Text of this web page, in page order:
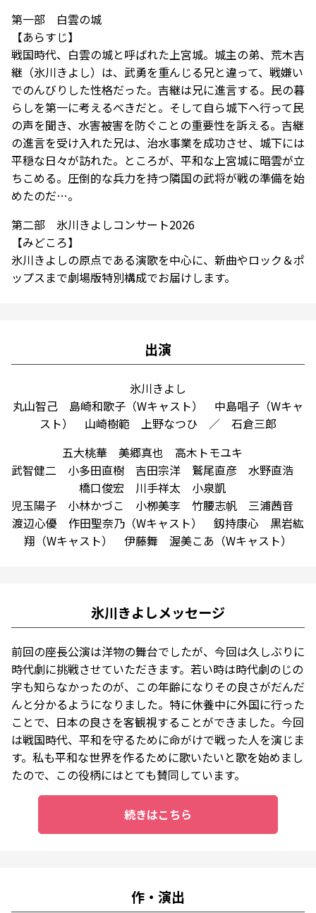
第一部 白雲の城
【あらすじ】
戦国時代、白雲の城と呼ばれた上宮城。城主の弟、荒木吉
継（氷川きよし）は、武勇を重んじる兄と違って、戦嫌い
でのんびりした性格だった。吉継は兄に進言する。民の暮
らしを第一に考えるべきだと。そして自ら城下へ行って民
の声を聞き、水害被害を防ぐことの重要性を訴える。吉継
の進言を受け入れた兄は、治水事業を成功させ、城下には
平穏な日々が訪れた。ところが、平和な上宮城に暗雲が立
ちこめる。圧倒的な兵力を持つ隣国の武将が戦の準備を始
めたのだ…。
第二部 氷川きよしコンサート2026
【みどころ】
氷川きよしの原点である演歌を中心に、新曲やロック＆ポ
ップスまで劇場版特別構成でお届けします。
出演
氷川きよし
丸山智己 島崎和歌子（Wキャスト） 中島唱子（Wキャ
スト） 山崎樹範 上野なつひ ／ 石倉三郎
五大桃華 美郷真也 高木トモユキ
武智健二 小多田直樹 吉田宗洋 鷲尾直彦 水野直浩
橋口俊宏 川手祥太 小泉凱
児玉陽子 小林かづこ 小栁美李 竹腰志帆 三浦茜音
渡辺心優 作田聖奈乃（Wキャスト） 釼持康心 黒岩紘
翔（Wキャスト） 伊藤舞 渥美こあ（Wキャスト）
氷川きよしメッセージ
前回の座長公演は洋物の舞台でしたが、今回は久しぶりに
時代劇に挑戦させていただきます。若い時は時代劇のじの
字も知らなかったのが、この年齢になりその良さがだんだ
んと分かるようになりました。特に休養中に外国に行った
ことで、日本の良さを客観視することができました。今回
は戦国時代、平和を守るために命がけで戦った人を演じま
す。私も平和な世界を作るために歌いたいと歌を始めまし
たので、この役柄にはとても賛同しています。
続きはこちら
作・演出